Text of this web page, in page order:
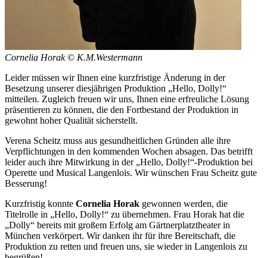
Cornelia Horak© K.M.Westermann
Leider müssen wir Ihnen eine kurzfristige Änderung in der
Besetzung unserer diesjährigen Produktion „Hello, Dolly!“
mitteilen. Zugleich freuen wir uns, Ihnen eine erfreuliche Lösung
präsentieren zu können, die den Fortbestand der Produktion in
gewohnt hoher Qualität sicherstellt.
Verena Scheitz muss aus gesundheitlichen Gründen alle ihre
Verpflichtungen in den kommenden Wochen absagen. Das betrifft
leider auch ihre Mitwirkung in der „Hello, Dolly!“-Produktion bei
Operette und Musical Langenlois. Wir wünschen Frau Scheitz gute
Besserung!
Kurzfristig konnte Cornelia Horak gewonnen werden, die
Titelrolle in „Hello, Dolly!“ zu übernehmen. Frau Horak hat die
„Dolly“ bereits mit großem Erfolg am Gärtnerplatztheater in
München verkörpert. Wir danken ihr für ihre Bereitschaft, die
Produktion zu retten und freuen uns, sie wieder in Langenlois zu